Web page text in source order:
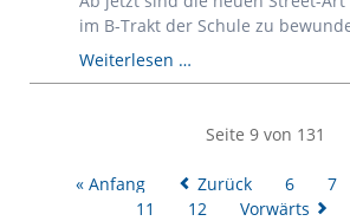
im B-Trakt der Schule zu
Weiterlesen …Lass
dich
Seite 9 von 131
« Anfang Zurück 6 7
11
12 Vorwärts